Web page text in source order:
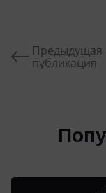
Предыдущая
публикация